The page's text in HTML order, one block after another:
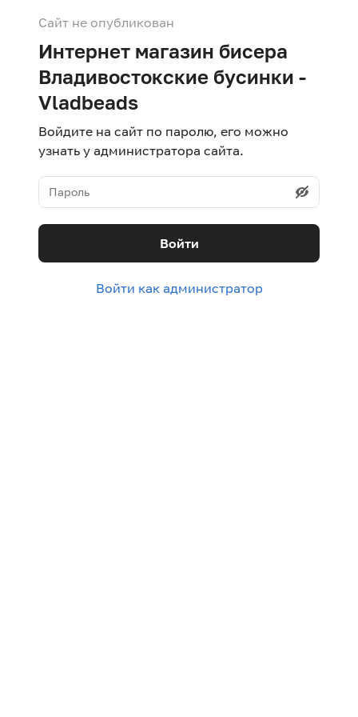
Сайт не опубликован
Интернет магазин бисера
Владивостокские бусинки -
Vladbeads
Войдите на сайт по паролю, его можно
узнать у администратора сайта.
Войти
Войти как администратор